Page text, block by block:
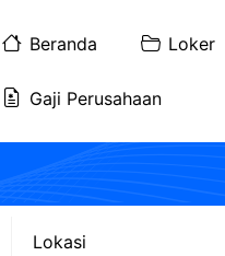
Beranda Loker
Gaji Perusahaan